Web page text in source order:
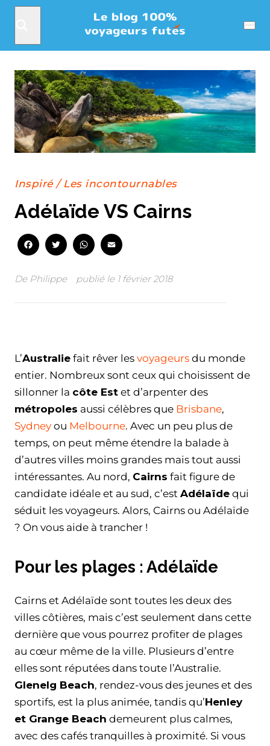
Menu
Inspiré/ Les incontournables
Adélaïde VS Cairns
FacebookTwitterWhatsApp
De Philippe publié le 1 février 2018
L’Australie fait rêver les voyageurs du monde
entier. Nombreux sont ceux qui choisissent de
sillonner la côte Est et d’arpenter des
métropoles aussi célèbres que Brisbane,
Sydney ou Melbourne. Avec un peu plus de
temps, on peut même étendre la balade à
d’autres villes moins grandes mais tout aussi
intéressantes. Au nord, Cairns fait figure de
candidate idéale et au sud, c’est Adélaïde qui
séduit les voyageurs. Alors, Cairns ou Adélaïde
? On vous aide à trancher !
Pour les plages : Adélaïde
Cairns et Adélaïde sont toutes les deux des
villes côtières, mais c’est seulement dans cette
dernière que vous pourrez profiter de plages
au cœur même de la ville. Plusieurs d’entre
elles sont réputées dans toute l’Australie.
Glenelg Beach, rendez-vous des jeunes et des
sportifs, est la plus animée, tandis qu’Henley
et Grange Beach demeurent plus calmes,
avec des cafés tranquilles à proximité. Si vous